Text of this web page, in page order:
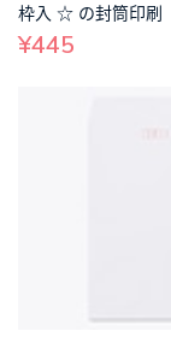
枠入 ☆ の封筒印刷
¥445